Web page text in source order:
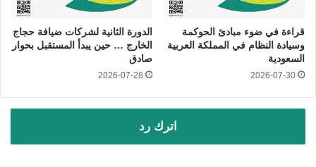
قراءة في ضوء مبادئ الحوكمة
وسيادة النظام في المملكة العربية
السعودية
2026-07-30
الدورة الثانية لشركات ضيافة حجاج
الخارج … حين يبدأ المستقبل بحوار
صادق
2026-07-28
اترك رد